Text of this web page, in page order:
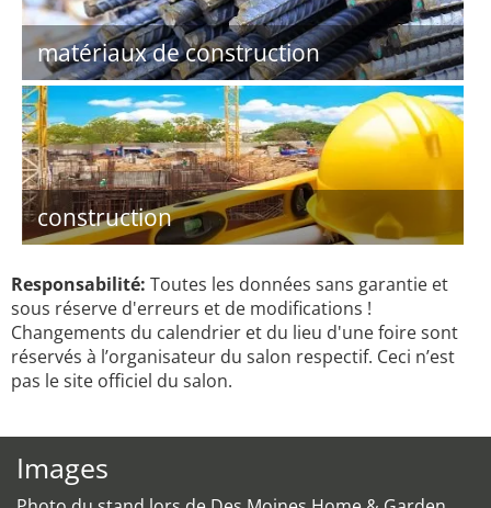
matériaux de construction
construction
Responsabilité: Toutes les données sans garantie et
sous réserve d'erreurs et de modifications !
Changements du calendrier et du lieu d'une foire sont
réservés à l’organisateur du salon respectif. Ceci n’est
pas le site officiel du salon.
Images